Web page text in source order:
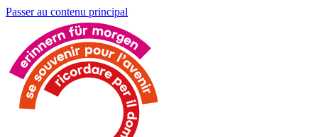
Passer au contenu principal